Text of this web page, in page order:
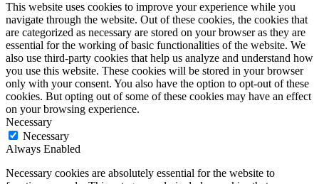
This website uses cookies to improve your experience while you
navigate through the website. Out of these cookies, the cookies that
are categorized as necessary are stored on your browser as they are
essential for the working of basic functionalities of the website. We
also use third-party cookies that help us analyze and understand how
you use this website. These cookies will be stored in your browser
only with your consent. You also have the option to opt-out of these
cookies. But opting out of some of these cookies may have an effect
on your browsing experience.
Necessary
Necessary
Always Enabled
Necessary cookies are absolutely essential for the website to